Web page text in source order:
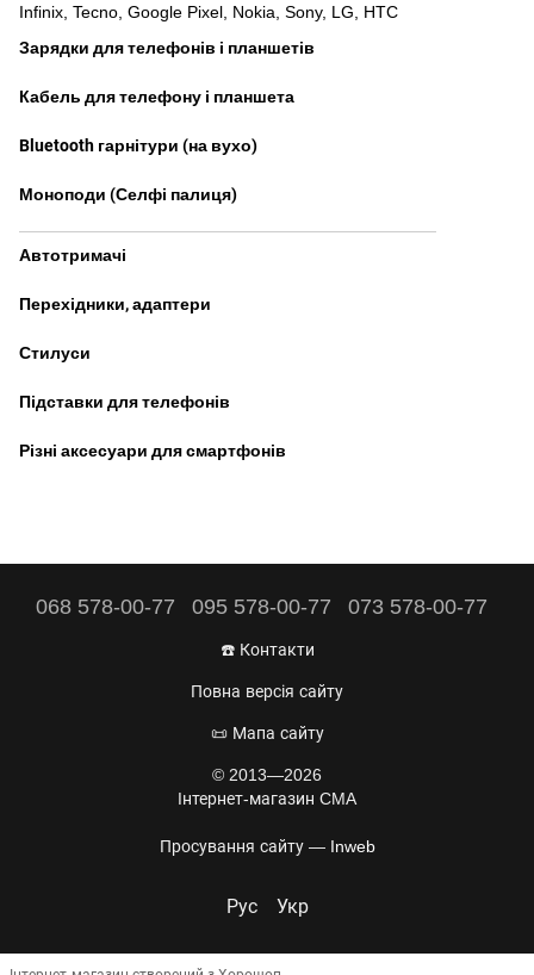
Infinix Tecno Google Pixel Nokia Sony, LG
HTC
Зарядки для телефонів і планшетів
Кабель для телефону і планшета
Bluetooth гарнітури (на вухо)
Моноподи (Селфі палиця)
Автотримачі
Перехідники, адаптери
Стилуси
Підставки для телефонів
Різні аксесуари для смартфонів
068 578-00-77 095 578-00-77 073 578-00-77
☎️ Контакти
Повна версія сайту
📜 Мапа сайту
© 2013—2026
Інтернет-магазин CMA
Просування сайту — Inweb
Рус Укр